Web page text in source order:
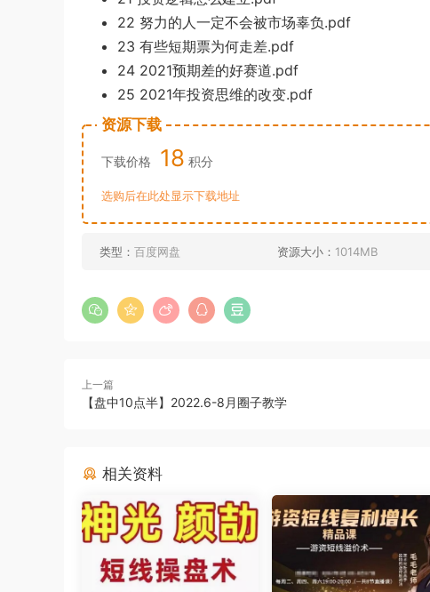
22 努力的人一定不会被市场辜负.pdf
23 有些短期票为何走差.pdf
24 2021预期差的好赛道.pdf
25 2021年投资思维的改变.pdf
资源下载
下载价格 18 积分
选购后在此处显示下载地址
类型： 百度网盘 资源大小： 1014MB
上一篇
【盘中10点半】2022.6-8月圈子教学
相关资料